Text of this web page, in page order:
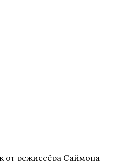
от режиссёра Саймона